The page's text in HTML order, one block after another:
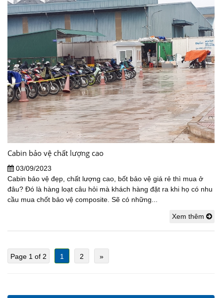
Cabin bảo vệ chất lượng cao
03/09/2023
Cabin bảo vệ đẹp, chất lượng cao, bốt bảo vệ giá rẻ thì mua ở
đâu? Đó là hàng loạt câu hỏi mà khách hàng đặt ra khi họ có nhu
cầu mua chốt bảo vệ composite. Sẽ có những...
Xem thêm
Page 1 of 2 1 2 »